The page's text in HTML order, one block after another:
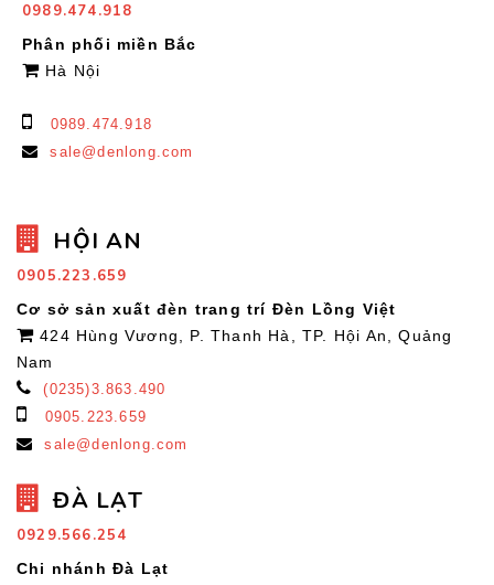
0989.474.918
Phân phối miền Bắc
Hà Nội
0989.474.918
sale@denlong.com
HỘI AN
0905.223.659
Cơ sở sản xuất đèn trang trí Đèn Lồng Việt
424 Hùng Vương, P. Thanh Hà, TP. Hội An, Quảng
Nam
(0235)3.863.490
0905.223.659
sale@denlong.com
ĐÀ LẠT
0929.566.254
Chi nhánh Đà Lạt